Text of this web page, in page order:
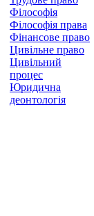
Філософія
Філософія права
Фінансове право
Цивільне право
Цивільний
процес
Юридична
деонтологія